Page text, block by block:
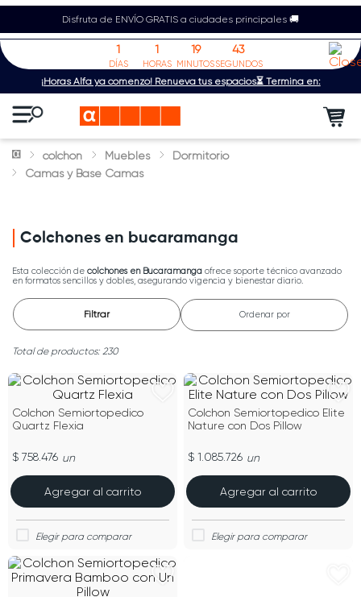
Disfruta de ENVÍO GRATIS a ciudades principales 🚚
¡Horas Alfa ya comenzó! Renueva tus espacios⏳ Termina en:
1
DÍAS
1
HORAS
19
MINUTOS
43
SEGUNDOS
colchon Muebles
Dormitorio
Camas y Base Camas
Colchones en bucaramanga
Esta colección de colchones en Bucaramanga ofrece soporte técnico avanzado
en formatos sencillos y dobles, asegurando vigencia y bienestar diario.
Filtrar Ordenar por
230
Colchon Semiortopedico
Quartz Flexia
$ 758.476 un
Agregar al carrito
Colchon Semiortopedico Elite
Nature con Dos Pillow
$ 1.085.726 un
Agregar al carrito